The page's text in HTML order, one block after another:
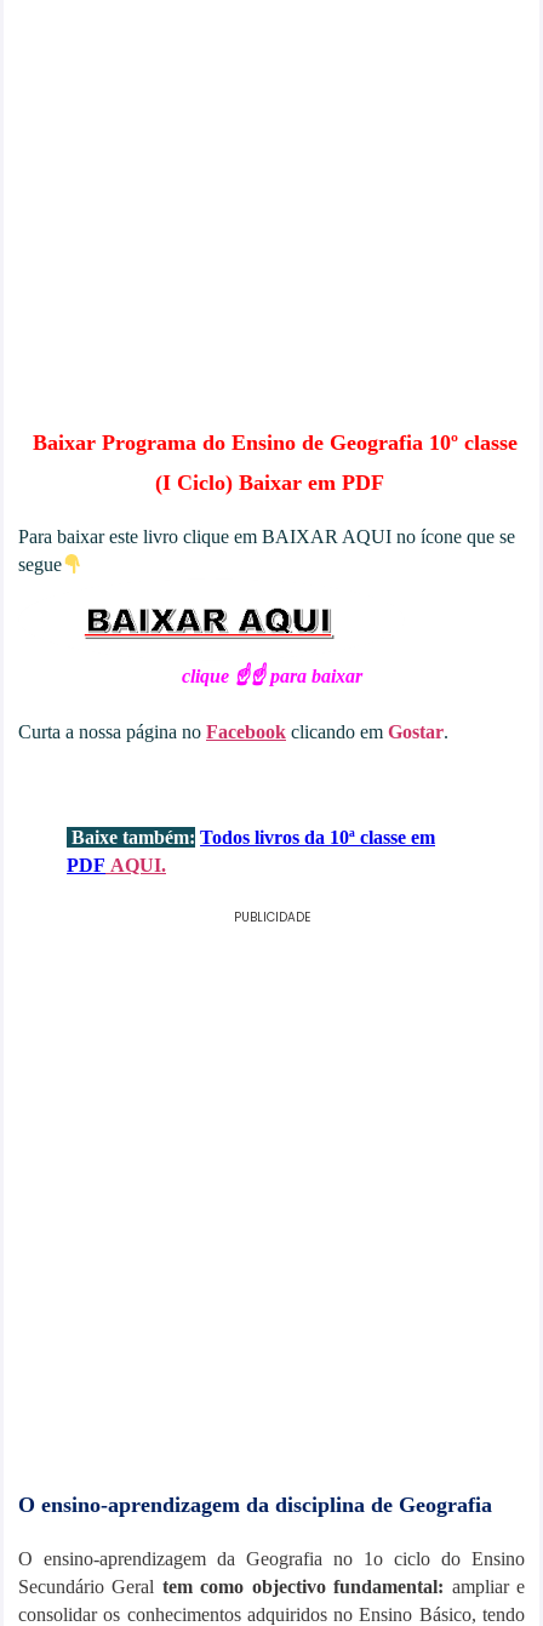
Baixar Programa do Ensino de Geografia 10º classe
(I Ciclo) Baixar em PDF
Para baixar este livro clique em BAIXAR AQUI no ícone que se
segue
clique ☝☝ para baixar
Curta a nossa página no Facebook clicando em Gostar.
Baixe também: Todos livros da 10ª classe em
PDF AQUI.
PUBLICIDADE
O ensino-aprendizagem da disciplina de Geografia
O ensino-aprendizagem da Geografia no 1o ciclo do Ensino
Secundário Geral tem como objectivofundamental: ampliar e
consolidar os conhecimentos adquiridos no Ensino Básico, tendo